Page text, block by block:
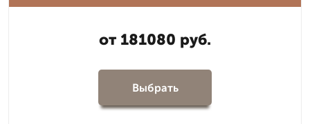
от 181080 руб.
Выбрать